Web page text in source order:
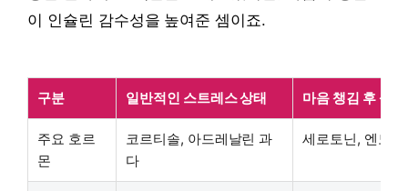
이 인슐린 감수성을 높여준 셈이죠.
구분 일반적인 스트레스 상태 마음 챙김 후 상태
주요 호르
몬
코르티솔, 아드레날린 과
다
세로토닌, 엔도